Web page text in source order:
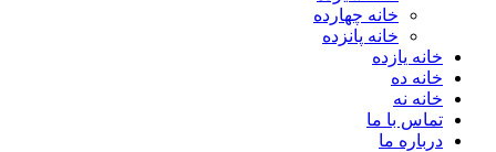
خانه چهارده
خانه پانزده
خانه یازده
خانه ده
خانه نه
تماس با ما
درباره ما